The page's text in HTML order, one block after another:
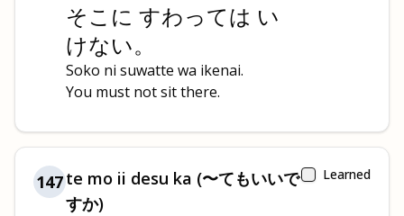
そこに すわっては い
けない。
Soko ni suwatte wa ikenai.
You must not sit there.
147te mo ii desu ka (〜てもいいで
すか)
Learned